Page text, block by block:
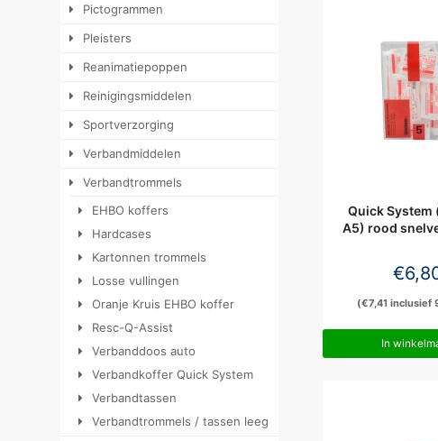
Quick System
A5) rood
€
(€7,41 inclusief
In
Pictogrammen
Pleisters
Reanimatiepoppen
Reinigingsmiddelen
Sportverzorging
Verbandmiddelen
Verbandtrommels
EHBO koffers
Hardcases
Kartonnen trommels
Losse vullingen
Oranje Kruis EHBO koffer
Resc-Q-Assist
Verbanddoos auto
Verbandkoffer Quick System
Verbandtassen
Verbandtrommels / tassen leeg